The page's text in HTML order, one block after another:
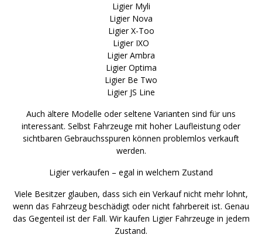
Ligier Myli
Ligier Nova
Ligier X-Too
Ligier IXO
Ligier Ambra
Ligier Optima
Ligier Be Two
Ligier JS Line
Auch ältere Modelle oder seltene Varianten sind für uns
interessant. Selbst Fahrzeuge mit hoher Laufleistung oder
sichtbaren Gebrauchsspuren können problemlos verkauft
werden.
Ligier verkaufen – egal in welchem Zustand
Viele Besitzer glauben, dass sich ein Verkauf nicht mehr lohnt,
wenn das Fahrzeug beschädigt oder nicht fahrbereit ist. Genau
das Gegenteil ist der Fall. Wir kaufen Ligier Fahrzeuge in jedem
Zustand.